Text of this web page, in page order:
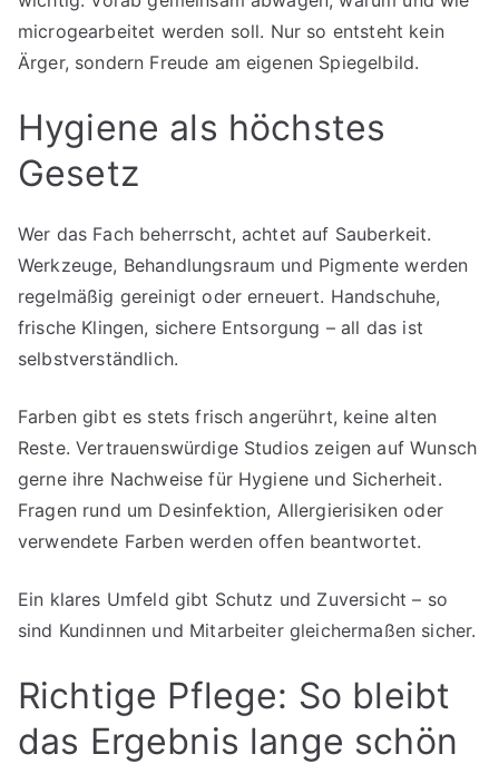
microgearbeitet werden soll. Nur so entsteht kein
Ärger, sondern Freude am eigenen Spiegelbild.
Hygiene als höchstes
Gesetz
Wer das Fach beherrscht, achtet auf Sauberkeit.
Werkzeuge, Behandlungsraum und Pigmente werden
regelmäßig gereinigt oder erneuert. Handschuhe,
frische Klingen, sichere Entsorgung – all das ist
selbstverständlich.
Farben gibt es stets frisch angerührt, keine alten
Reste. Vertrauenswürdige Studios zeigen auf Wunsch
gerne ihre Nachweise für Hygiene und Sicherheit.
Fragen rund um Desinfektion, Allergierisiken oder
verwendete Farben werden offen beantwortet.
Ein klares Umfeld gibt Schutz und Zuversicht – so
sind Kundinnen und Mitarbeiter gleichermaßen sicher.
Richtige Pflege: So bleibt
das Ergebnis lange schön